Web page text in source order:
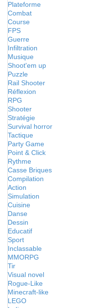
Plateforme
Combat
Course
FPS
Guerre
Infiltration
Musique
Shoot'em up
Puzzle
Rail Shooter
Réflexion
RPG
Shooter
Stratégie
Survival horror
Tactique
Party Game
Point & Click
Rythme
Casse Briques
Compilation
Action
Simulation
Cuisine
Danse
Dessin
Educatif
Sport
Inclassable
MMORPG
Tir
Visual novel
Rogue-Like
Minecraft-like
LEGO